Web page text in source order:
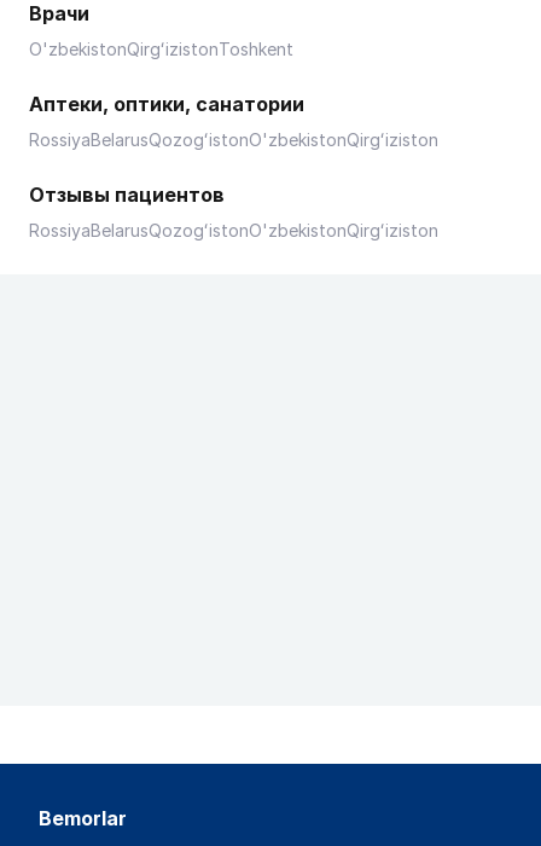
Врачи
O'zbekistonQirgʻizistonToshkent
Аптеки, оптики, санатории
RossiyaBelarusQozogʻistonO'zbekistonQirgʻiziston
Отзывы пациентов
RossiyaBelarusQozogʻistonO'zbekistonQirgʻiziston
bemorlar